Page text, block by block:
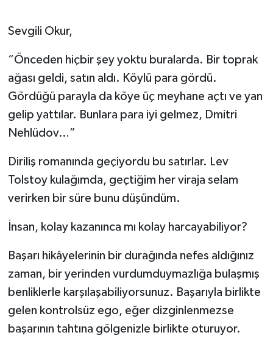
Sevgili Okur,
“Önceden hiçbir şey yoktu buralarda. Bir toprak
ağası geldi, satın aldı. Köylü para gördü.
Gördüğü parayla da köye üç meyhane açtı ve yan
gelip yattılar. Bunlara para iyi gelmez, Dmitri
Nehlüdov…”
Diriliş romanında geçiyordu bu satırlar. Lev
Tolstoy kulağımda, geçtiğim her viraja selam
verirken bir süre bunu düşündüm.
İnsan, kolay kazanınca mı kolay harcayabiliyor?
Başarı hikâyelerinin bir durağında nefes aldığınız
zaman, bir yerinden vurdumduymazlığa bulaşmış
benliklerle karşılaşabiliyorsunuz. Başarıyla birlikte
gelen kontrolsüz ego, eğer dizginlenmezse
başarının tahtına gölgenizle birlikte oturuyor.